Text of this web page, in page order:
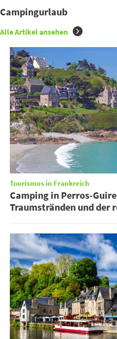
Campingurlaub
Alle Artikel ansehen
Tourismus in Frankreich
Camping in Perros-
Traumstränden und der